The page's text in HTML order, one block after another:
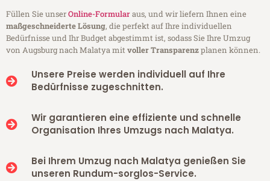
Füllen Sie unserOnline-Formularaus, und wir liefern Ihnen eine
maßgeschneiderte Lösung, die perfekt auf Ihre individuellen
Bedürfnisse und Ihr Budget abgestimmt ist, sodass Sie Ihre Umzug
von Augsburg nach Malatya mitvoller Transparenzplanen können.
Unsere Preise werden individuell auf Ihre
Bedürfnisse zugeschnitten.
Wir garantieren eine effiziente und schnelle
Organisation Ihres Umzugs nach Malatya.
Bei Ihrem Umzug nach Malatya genießen Sie
unseren Rundum-sorglos-Service.